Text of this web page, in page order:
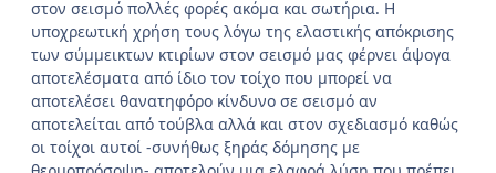
στον σεισμό πολλές φορές ακόμα και σωτήρια. Η
υποχρεωτική χρήση τους λόγω της ελαστικής απόκρισης
των σύμμεικτων κτιρίων στον σεισμό μας φέρνει άψογα
αποτελέσματα από ίδιο τον τοίχο που μπορεί να
αποτελέσει θανατηφόρο κίνδυνο σε σεισμό αν
αποτελείται από τούβλα αλλά και στον σχεδιασμό καθώς
οι τοίχοι αυτοί -συνήθως ξηράς δόμησης με